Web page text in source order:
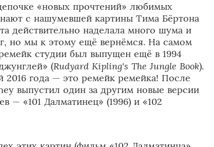
«новых прочтений» любимых
с нашумевшей картины Тима Бёртона
действительно наделала много шума и
но мы к этому ещё вернёмся. На самом
студии был выпущен ещё в 1994
(Rudyard Kipling's The Jungle Book).
2016 года — это ремейк ремейка! После
выпустил один за другим новые версии
— «101 Далматинец» (1996) и «102